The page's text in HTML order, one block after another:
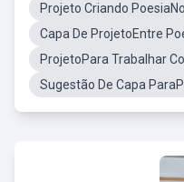
Projeto Criando
Capa De ProjetoEntre
ProjetoPara Trabalhar
Sugestão De Capa